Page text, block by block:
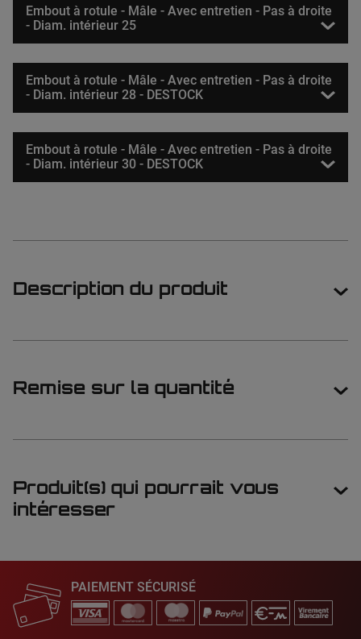
Embout à rotule - Mâle - Avec entretien - Pas à droite
- Diam. intérieur 25
Embout à rotule - Mâle - Avec entretien - Pas à droite
- Diam. intérieur 28 - DESTOCK
Embout à rotule - Mâle - Avec entretien - Pas à droite
- Diam. intérieur 30 - DESTOCK
Description du produit
Remise sur la quantité
Produit(s) qui pourrait vous
intéresser
PAIEMENT SÉCURISÉ